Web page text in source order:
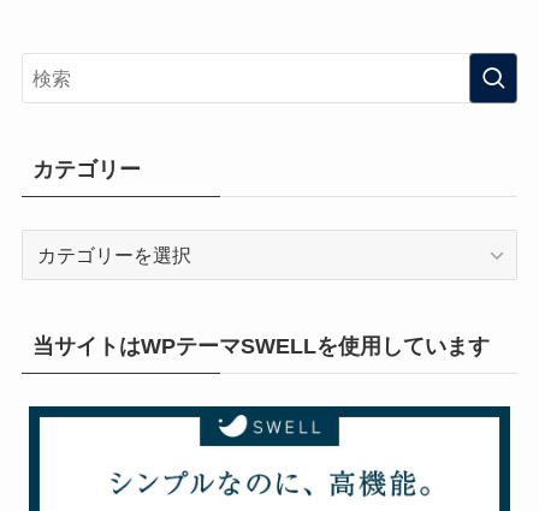
カテゴリー
リ
当サイトはWPテーマSWELLを使用しています